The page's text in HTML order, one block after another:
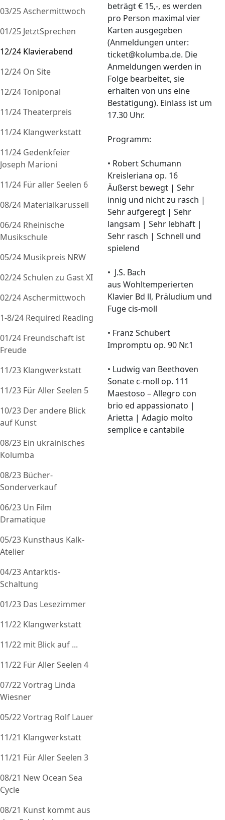
03/25 Aschermittwoch
01/25 JetztSprechen
12/24 Klavierabend
12/24 On Site
12/24 Toniponal
11/24 Theaterpreis
11/24 Klangwerkstatt
11/24 Gedenkfeier
Joseph Marioni
11/24 Für aller Seelen 6
08/24 Materialkarussell
06/24 Rheinische
Musikschule
05/24 Musikpreis NRW
02/24 Schulen zu Gast XI
02/24 Aschermittwoch
1-8/24 Required Reading
01/24 Freundschaft ist
Freude
11/23 Klangwerkstatt
11/23 Für Aller Seelen 5
10/23 Der andere Blick
auf Kunst
08/23 Ein ukrainisches
Kolumba
08/23 Bücher-
Sonderverkauf
06/23 Un Film
Dramatique
05/23 Kunsthaus Kalk-
Atelier
04/23 Antarktis-
Schaltung
01/23 Das Lesezimmer
11/22 Klangwerkstatt
11/22 mit Blick auf ...
11/22 Für Aller Seelen 4
07/22 Vortrag Linda
Wiesner
05/22 Vortrag Rolf Lauer
11/21 Klangwerkstatt
11/21 Für Aller Seelen 3
08/21 New Ocean Sea
Cycle
08/21 Kunst kommt aus
beträgt € 15,-, es werden
pro Person maximal vier
Karten ausgegeben
(Anmeldungen unter:
ticket@kolumba.de. Die
Anmeldungen werden in
Folge bearbeitet, sie
erhalten von uns eine
Bestätigung). Einlass ist um
17.30 Uhr.
Programm:
• Robert Schumann
Kreisleriana op. 16
Äußerst bewegt | Sehr
innig und nicht zu rasch |
Sehr aufgeregt | Sehr
langsam | Sehr lebhaft |
Sehr rasch | Schnell und
spielend
• J.S. Bach
aus Wohltemperierten
Klavier Bd ll, Präludium und
Fuge cis-moll
• Franz Schubert
Impromptu op. 90 Nr.1
• Ludwig van Beethoven
Sonate c-moll op. 111
Maestoso – Allegro con
brio ed appassionato |
Arietta | Adagio molto
semplice e cantabile